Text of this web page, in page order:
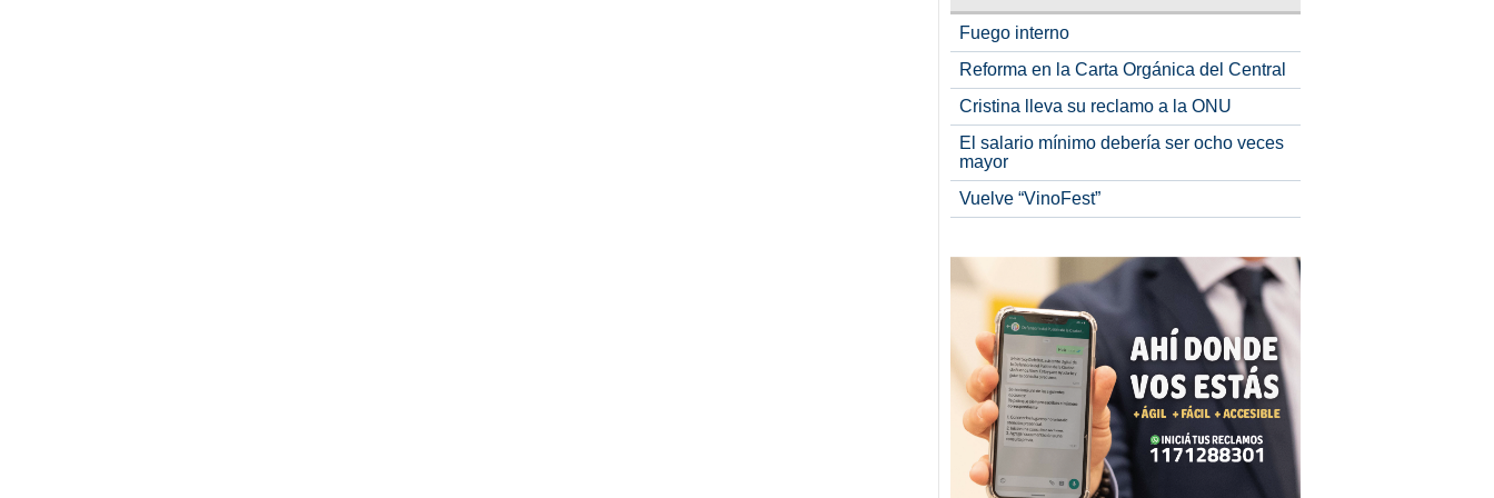
Fuego interno
Reforma en la Carta Orgánica del Central
Cristina lleva su reclamo a la ONU
El salario mínimo debería ser ocho veces
mayor
Vuelve “VinoFest”